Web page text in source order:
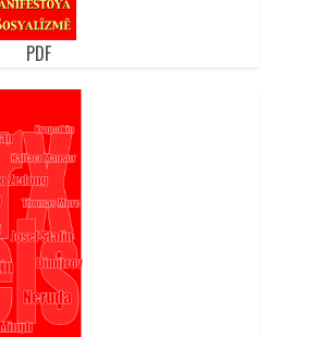
PDF